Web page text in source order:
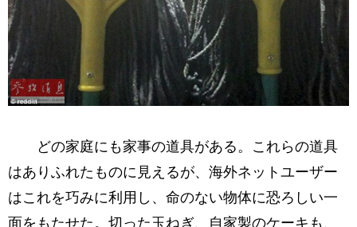
どの家庭にも家事の道具がある。これらの道具
はありふれたものに見えるが、海外ネットユーザー
はこれを巧みに利用し、命のない物体に恐ろしい一
面をもたせた。切った玉ねぎ、自家製のケーキも、